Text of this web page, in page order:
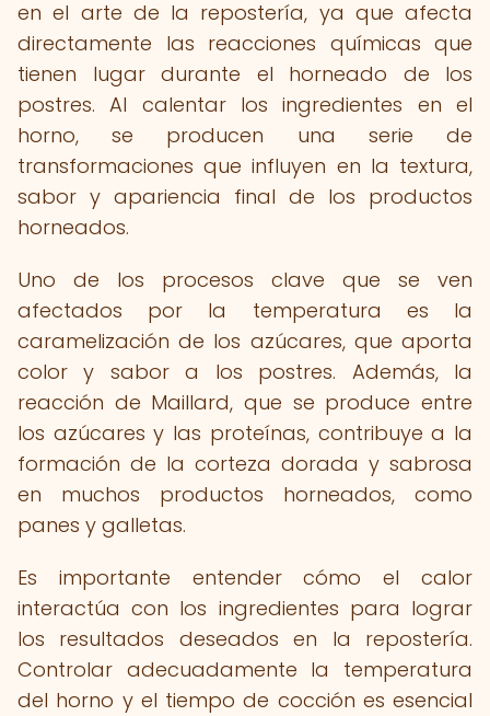
en el arte de la repostería, ya que afecta
directamente las reacciones químicas que
tienen lugar durante el horneado de los
postres. Al calentar los ingredientes en el
horno, se producen una serie de
transformaciones que influyen en la textura,
sabor y apariencia final de los productos
horneados.
Uno de los procesos clave que se ven
afectados por la temperatura es la
caramelización de los azúcares, que aporta
color y sabor a los postres. Además, la
reacción de Maillard, que se produce entre
los azúcares y las proteínas, contribuye a la
formación de la corteza dorada y sabrosa
en muchos productos horneados, como
panes y galletas.
Es importante entender cómo el calor
interactúa con los ingredientes para lograr
los resultados deseados en la repostería.
Controlar adecuadamente la temperatura
del horno y el tiempo de cocción es esencial